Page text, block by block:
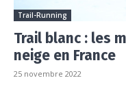
Trail-Running
Trail blanc : les
neige en France
25 novembre 2022